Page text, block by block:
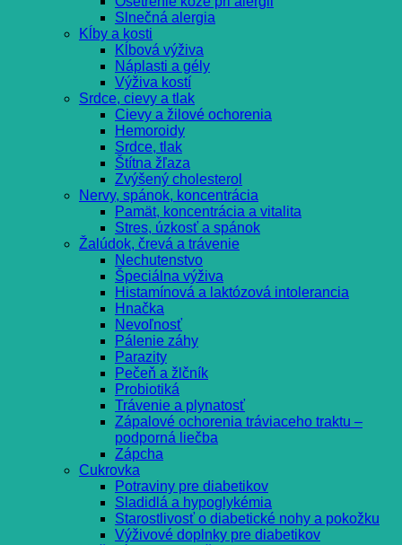
Slnečná alergia
Kĺby a kosti
Kĺbová výživa
Náplasti a gély
Výživa kostí
Srdce, cievy a tlak
Cievy a žilové ochorenia
Hemoroidy
Srdce, tlak
Štítna žľaza
Zvýšený cholesterol
Nervy, spánok, koncentrácia
Pamät, koncentrácia a vitalita
Stres, úzkosť a spánok
Žalúdok, črevá a trávenie
Nechutenstvo
Špeciálna výživa
Histamínová a laktózová intolerancia
Hnačka
Nevoľnosť
Pálenie záhy
Parazity
Pečeň a žlčník
Probiotiká
Trávenie a plynatosť
Zápalové ochorenia tráviaceho traktu –
podporná liečba
Zápcha
Cukrovka
Potraviny pre diabetikov
Sladidlá a hypoglykémia
Starostlivosť o diabetické nohy a pokožku
Výživové doplnky pre diabetikov